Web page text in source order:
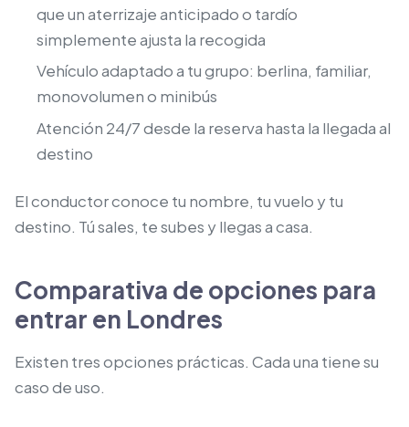
que un aterrizaje anticipado o tardío
simplemente ajusta la recogida
Vehículo adaptado a tu grupo: berlina, familiar,
monovolumen o minibús
Atención 24/7 desde la reserva hasta la llegada al
destino
El conductor conoce tu nombre, tu vuelo y tu
destino. Tú sales, te subes y llegas a casa.
Comparativa de opciones para
entrar en Londres
Existen tres opciones prácticas. Cada una tiene su
caso de uso.